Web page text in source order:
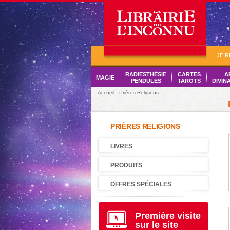
JE
MAGIE
RADIESTHÉSIE
PENDULES
CARTES
TAROTS
Accueil - Prières Religions
PRIÈRES RELIGIONS
LIVRES
PRODUITS
OFFRES SPÉCIALES
Première visite
sur le site